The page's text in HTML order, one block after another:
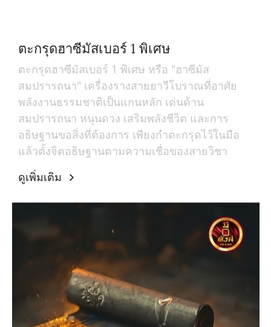
ตะกรุดฮาซีมัสเบอร์ 1 พิเศษ
ตะกรุดฮาซีมัสเบอร์ 1 พิเศษ หรือ "ฮาซีมัส
สมปรารถนา" เครื่องรางสายยาวีโบราณที่อาศัย
พลังงานธรรมชาติเป็นแกนหลัก เด่นด้าน
สมปรารถนา หนุนดวง เสริมพลังชีวิต และการ
อธิษฐานขอสิ่งที่ต้องการ เพียงกำตะกรุดไว้ในมือ
แล้วตั้งจิตอธิษฐานตามความเชื่อของสายวิชา
ดูเพิ่มเติม